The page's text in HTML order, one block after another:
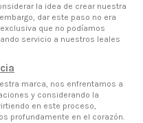
la idea de crear nuestra
dar este paso no era
que no podíamos
servicio a nuestros leales
marca, nos enfrentamos a
y considerando la
en este proceso,
profundamente en el corazón.